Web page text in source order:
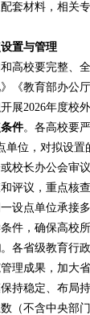
套材料，相关
置与管理
高校要完整、
《教育部办公
开展2026年度校
件。各高校要
单位， 对拟设置
校长办公会审
评议，重点核
设点单位承接
件，确保高校
。各省级教育行
理成果，加大
持稳定、布局
（不含中央部